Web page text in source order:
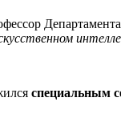
специальным